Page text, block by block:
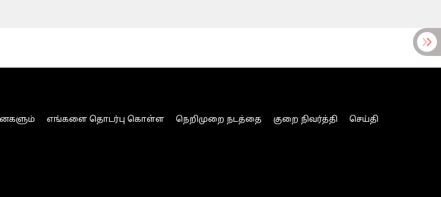
எங்களை தொடர்பு கொள்ள நெறிமுறை நடத்தை குறை நிவர்த்தி
செய்தி